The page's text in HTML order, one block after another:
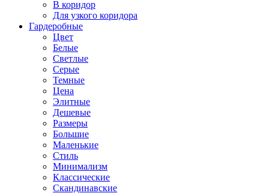
В коридор
Для узкого коридора
Гардеробные
Цвет
Белые
Светлые
Серые
Темные
Цена
Элитные
Дешевые
Размеры
Большие
Маленькие
Стиль
Минимализм
Классические
Скандинавские